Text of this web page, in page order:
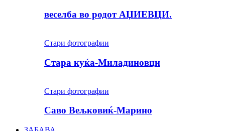
веселба во родот АЏИЕВЦИ.
Стари фотографии
Стара куќа-Миладиновци
Стари фотографии
Саво Вељковиќ-Марино